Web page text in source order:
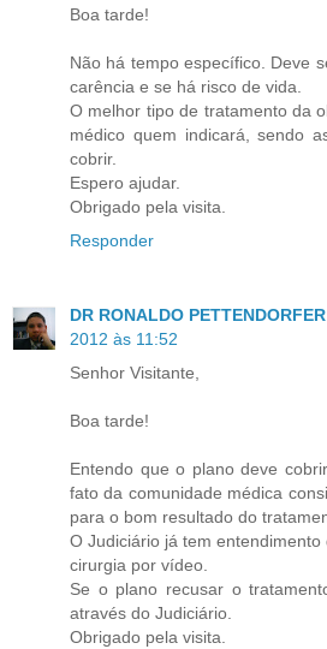
Boa tarde!
Não há tempo específico. Deve
carência e se há risco de vida.
O melhor tipo de tratamento da
médico quem indicará, sendo
cobrir.
Espero ajudar.
Obrigado pela visita.
Responder
DR RONALDO PETTENDORFER
2012 às 11:52
Senhor Visitante,
Boa tarde!
Entendo que o plano deve
fato da comunidade médica
para o bom resultado do
O Judiciário já tem
cirurgia por vídeo.
Se o plano recusar o
através do Judiciário.
Obrigado pela visita.